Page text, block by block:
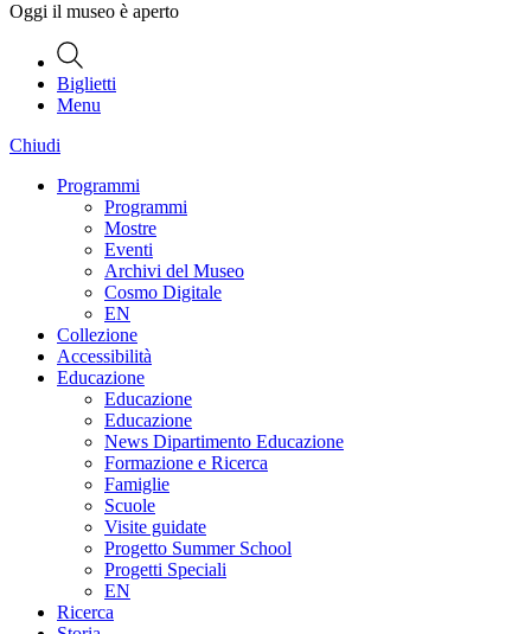
Oggi il museo è aperto
Biglietti
Menu
Chiudi
Programmi
Programmi
Mostre
Eventi
Archivi del Museo
Cosmo Digitale
EN
Collezione
Accessibilità
Educazione
Educazione
Educazione
News Dipartimento Educazione
Formazione e Ricerca
Famiglie
Scuole
Visite guidate
Progetto Summer School
Progetti Speciali
EN
Ricerca